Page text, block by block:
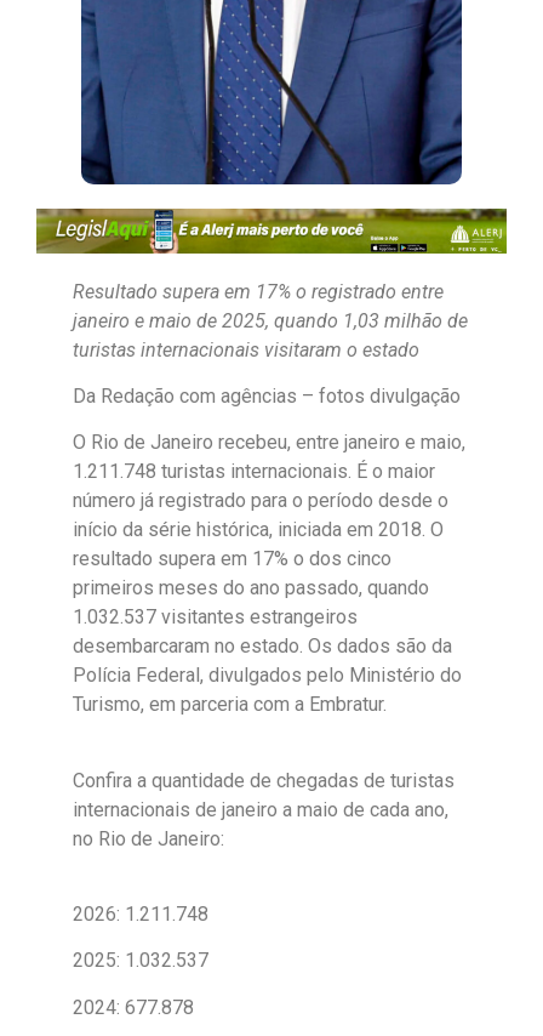
Resultado supera em 17% o registrado entre
janeiro e maio de 2025, quando 1,03 milhão de
turistas internacionais visitaram o estado
Da Redação com agências – fotos divulgação
O Rio de Janeiro recebeu, entre janeiro e maio,
1.211.748 turistas internacionais. É o maior
número já registrado para o período desde o
início da série histórica, iniciada em 2018. O
resultado supera em 17% o dos cinco
primeiros meses do ano passado, quando
1.032.537 visitantes estrangeiros
desembarcaram no estado. Os dados são da
Polícia Federal, divulgados pelo Ministério do
Turismo, em parceria com a Embratur.
Confira a quantidade de chegadas de turistas
internacionais de janeiro a maio de cada ano,
no Rio de Janeiro:
2026: 1.211.748
2025: 1.032.537
2024: 677.878